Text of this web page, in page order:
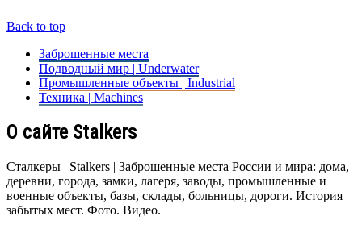
Back to top
Заброшенные места
Подводный мир | Underwater
Промышленные объекты | Industrial
Техника | Machines
О сайте Stalkers
Сталкеры | Stalkers | Заброшенные места России и мира: дома,
деревни, города, замки, лагеря, заводы, промышленные и
военные объекты, базы, склады, больницы, дороги. История
забытых мест. Фото. Видео.